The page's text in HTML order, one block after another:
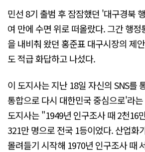
민선 8기 출범 후 잠잠했던 '대구경북
여 만에 수면 위로 떠올랐다. 그간 행
을 내비춰 왔던 홍준표 대구시장의 제
도 적급 화답하고 나섰다.
이 도지사는 지난 18일 자신의 SNS를
통합으로 다시 대한민국 중심으로'라
도지사는 "1949년 인구조사 때 2천16
321만 명으로 전국 1등이었다. 산업화
몰려들기 시작해 1970년 인구조사 때